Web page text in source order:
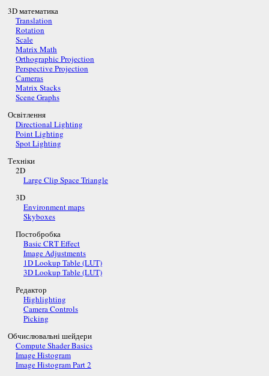
3D математика
Translation
Rotation
Scale
Matrix Math
Orthographic Projection
Perspective Projection
Cameras
Matrix Stacks
Scene Graphs
Освітлення
Directional Lighting
Point Lighting
Spot Lighting
Техніки
2D
Large Clip Space Triangle
3D
Environment maps
Skyboxes
Постобробка
Basic CRT Effect
Image Adjustments
1D Lookup Table (LUT)
3D Lookup Table (LUT)
Редактор
Highlighting
Camera Controls
Picking
Обчислювальні шейдери
Compute Shader Basics
Image Histogram
Image Histogram Part 2